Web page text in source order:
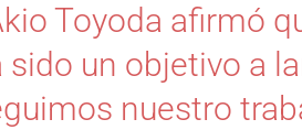
Toyoda afirmó
un objetivo a
nuestro